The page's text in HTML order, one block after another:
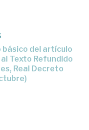
Texto Refundido
Real Decreto